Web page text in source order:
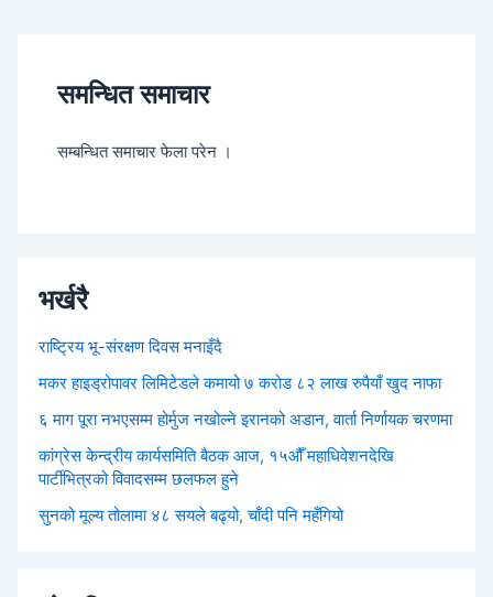
समन्धित समाचार
सम्बन्धित समाचार फेला परेन ।
भर्खरै
राष्ट्रिय भू-संरक्षण दिवस मनाइँदै
मकर हाइड्रोपावर लिमिटेडले कमायो ७ करोड ८२ लाख रुपैयाँ खुद नाफा
६ माग पूरा नभएसम्म होर्मुज नखोल्ने इरानको अडान, वार्ता निर्णायक चरणमा
कांग्रेस केन्द्रीय कार्यसमिति बैठक आज, १५औँ महाधिवेशनदेखि
पार्टीभित्रको विवादसम्म छलफल हुने
सुनको मूल्य तोलामा ४८ सयले बढ्यो, चाँदी पनि महँगियो